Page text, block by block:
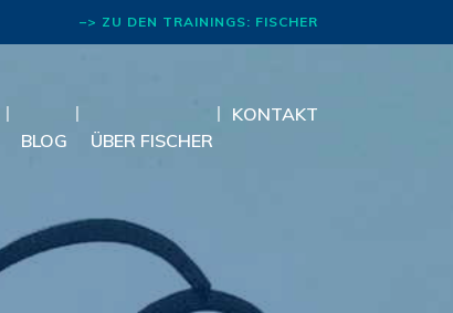
–> ZU DEN TRAININGS: FISCHER
BLOG ÜBER FISCHER
KONTAKT